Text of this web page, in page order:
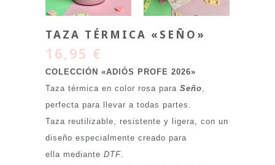
TAZA TÉRMICA «SEÑO»
16,95 €
COLECCIÓN «ADIÓS PROFE 2026»
Taza térmica en color rosa para Seño
perfecta para llevar a todas partes.
Taza reutilizable, resistente y ligera, con un
diseño especialmente creado para
ella mediante DTF